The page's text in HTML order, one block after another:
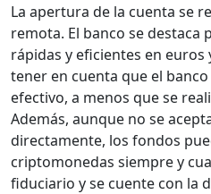
La apertura de la cuenta se
remota. El banco se
rápidas y eficientes en
tener en cuenta que el
efectivo, a menos que se
Además, aunque no se
directamente, los fondos
criptomonedas siempre y
fiduciario y se cuente con la